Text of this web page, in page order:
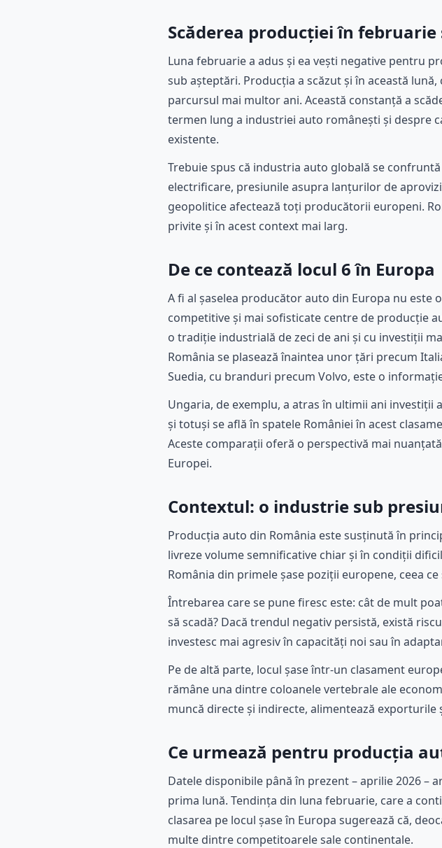
Scăderea producției în
Luna februarie a adus și ea vești negative pentru
sub așteptări. Producția a scăzut și în această
parcursul mai multor ani. Această constanță a
termen lung a industriei auto românești și despre
existente.
Trebuie spus că industria auto globală se
electrificare, presiunile asupra lanțurilor de
geopolitice afectează toți producătorii europeni.
privite și în acest context mai larg.
De ce contează locul 6 în Europa
A fi al șaselea producător auto din Europa nu este
competitive și mai sofisticate centre de producție
o tradiție industrială de zeci de ani și cu investiții
România se plasează înaintea unor țări precum
Suedia, cu branduri precum Volvo, este o
Ungaria, de exemplu, a atras în ultimii ani
și totuși se află în spatele României în acest
Aceste comparații oferă o perspectivă mai
Europei.
Contextul: o industrie sub
Producția auto din România este susținută în
livreze volume semnificative chiar și în condiții
România din primele șase poziții europene, ceea
Întrebarea care se pune firesc este: cât de mult
să scadă? Dacă trendul negativ persistă, există
investesc mai agresiv în capacități noi sau în
Pe de altă parte, locul șase într-un clasament
rămâne una dintre coloanele vertebrale ale
muncă directe și indirecte, alimentează
Ce urmează pentru producția
Datele disponibile până în prezent – aprilie 2026 –
prima lună. Tendința din luna februarie, care a
clasarea pe locul șase în Europa sugerează că,
multe dintre competitoarele sale continentale.